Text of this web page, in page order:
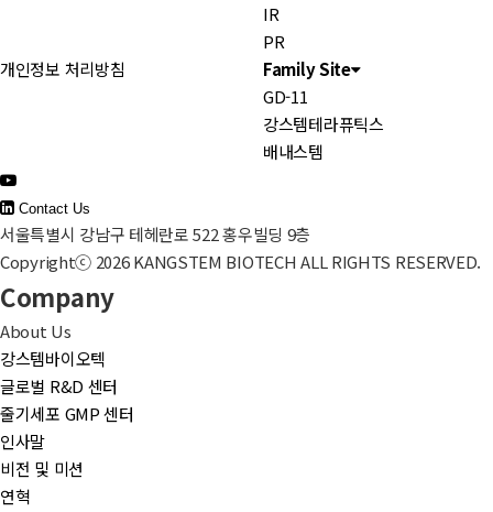
IR
PR
개인정보 처리방침
Family Site
GD-11
강스템테라퓨틱스
배내스템
Contact Us
서울특별시 강남구 테헤란로 522 홍우빌딩 9층
Copyrightⓒ 2026 KANGSTEM BIOTECH ALL RIGHTS RESERVED.
Company
About Us
강스템바이오텍
글로벌 R&D 센터
줄기세포 GMP 센터
인사말
비전 및 미션
연혁